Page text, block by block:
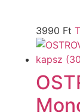
3990 Ft